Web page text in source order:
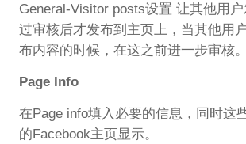
General-Visitor posts设置 让其他用
过审核后才发布到主页上，当其他用
布内容的时候，在这之前进一步审核。
Page Info
在Page info填入必要的信息，同时这
的Facebook主页显示。